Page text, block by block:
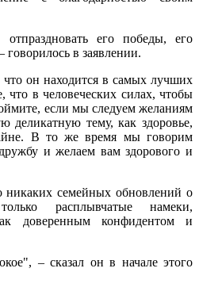
его победы, его
в заявлении.
он находится в самых лучших
что в человеческих силах, чтобы
если мы следуем желаниям
деликатную тему, как здоровье,
В то же время мы говорим
и желаем вам здорового и
семейных обновлений о
расплывчатые намеки,
доверенным конфидентом и
– сказал он в начале этого